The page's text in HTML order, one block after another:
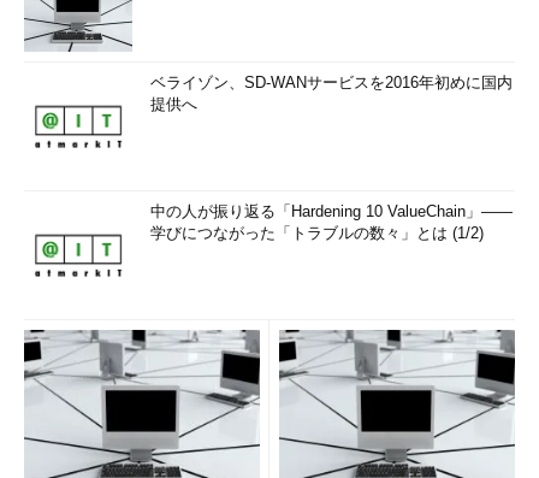
ベライゾン、SD-WANサービスを2016年初めに国内
提供へ
中の人が振り返る「Hardening 10 ValueChain」――
学びにつながった「トラブルの数々」とは (1/2)